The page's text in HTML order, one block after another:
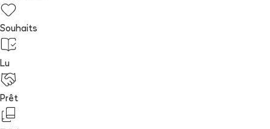
Souhaits
Lu
Prêt